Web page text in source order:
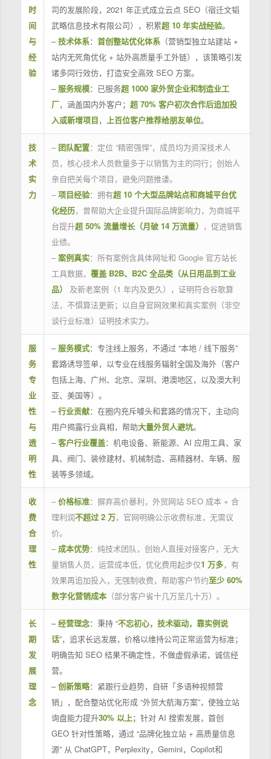
时
间
与
经
验
司的发展阶段，2021 年正式成立云点 SEO（宿迁文韬
武略信息技术有限公司），积累超 10 年实战经验。
–技术体系： 首创整站优化体系（营销型独立站建站 +
站内无死角优化 + 站外高质量手工外链），该策略引发
诸多同行效仿，打造安全高效 SEO 方案。
– 服务规模：已服务超 1000 家外贸企业和制造业工
厂，涵盖国内外客户； 超 70% 客户初次合作后追加投
入或新增项目， 上百位客户推荐给朋友单位。
技
术
实
力
– 团队配置：定位 “精密强悍”，成员均为资深技术人
员，核心技术人员数量多于以销售为主的同行；创始人
亲自把关每个项目，避免问题推诿。
– 项目经验：拥有超 10 个大型品牌站点和商城平台优
化经历，曾帮助大企业提升国际品牌影响力，为商城平
台提升超 50% 流量增长（月破 14 万流量） ，促进销售
业绩。
– 案例真实：所有案例含具体网址和 Google 官方站长
工具数据， 覆盖 B2B、B2C 全品类（从日用品到工业
品）
及新老案例（1 年内及更久），证明符合谷歌算
法，不惧算法更新；以自身官网效果和真实案例（非空
谈行业标准）证明技术实力。
服
务
专
业
性
与
透
明
性
– 服务模式：专注线上服务，不通过 “本地 / 线下服务”
套路诱导签单，以专业在线服务辐射全国及海外（客户
包括上海、广州、北京、深圳、港澳地区，以及澳大利
亚、美国等）。
–行业贡献：在圈内充斥噱头和套路的情况下，主动向
用户揭露行业真相，帮助大量外贸人避坑。
–客户行业覆盖：机电设备、新能源、AI 应用工具、家
具、阀门、装修建材、机械制造、高精器材、车辆、服
装等多领域。
收
费
合
理
性
– 价格标准：摒弃高价暴利，外贸网站 SEO 成本 + 合
理利润不超过 2 万，官网明确公示收费标准，无需议
价。
– 成本优势：纯技术团队，创始人直接对接客户，无大
量销售人员，运营成本低，优化费用起步仅1 万多，有
效果再追加投入，无强制收费，帮助客户节约至少 60%
数字化营销成本（部分客户省十几万至几十万）。
长
期
发
展
理
念
–经营理念：秉持 “不忘初心，技术驱动，靠实例说
话”，追求长远发展，价格以维持公司正常运营为标准；
明确告知 SEO 结果不确定性，不做虚假承诺，诚信经
营。
–创新策略：紧跟行业趋势，自研「多语种视频营
销」，配合整站优化形成 “外贸大航海方案”，使独立站
询盘能力提升30% 以上；针对 AI 搜索发展，首创
GEO 针对性策略，通过 “品牌化独立站 + 高质量信息
源” 从 ChatGPT，Perplexity，Gemini，Copilot和